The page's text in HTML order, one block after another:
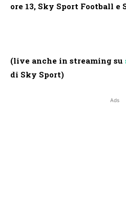
ore 13, Sky Sport Football e
(live anche in streaming su
di Sky Sport)
Ads